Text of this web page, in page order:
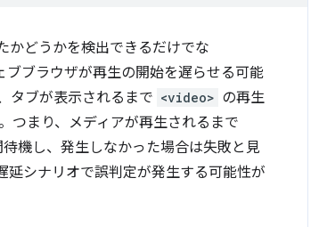
かどうかを検出できるだけでな
ブラウザが再生の開始を遅らせる可能
タブが表示されるまで <video> の再生
つまり、メディアが再生されるまで
機し、発生しなかった場合は失敗と見
シナリオで誤判定が発生する可能性が